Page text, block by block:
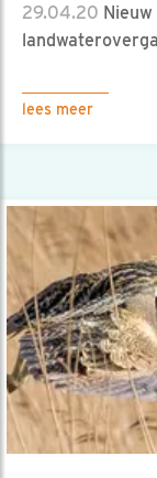
29.04.20
lees meer